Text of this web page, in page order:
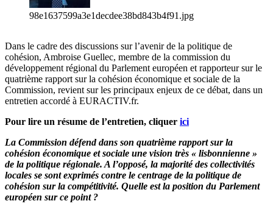
98e1637599a3e1decdee38bd843b4f91.jpg
Dans le cadre des discussions sur l’avenir de la politique de
cohésion, Ambroise Guellec, membre de la commission du
développement régional du Parlement européen et rapporteur sur le
quatrième rapport sur la cohésion économique et sociale de la
Commission, revient sur les principaux enjeux de ce débat, dans un
entretien accordé à EURACTIV.fr.
Pour lire un résume de l’entretien, cliquer ici
La Commission défend dans son quatrième rapport sur la
cohésion économique et sociale une vision très « lisbonnienne »
de la politique régionale. A l’opposé, la majorité des collectivités
locales se sont exprimés contre le centrage de la politique de
cohésion sur la compétitivité. Quelle est la position du Parlement
européen sur ce point ?